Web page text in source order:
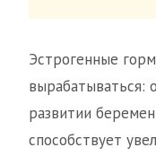
Эстрогенные
вырабатываться:
развитии
способствует